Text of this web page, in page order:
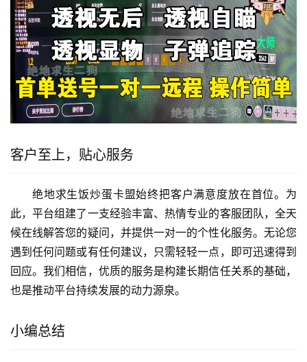
客户至上，贴心服务
绝地求生饭炒蛋卡盟始终把客户满意度放在首位。为
此，平台组建了一支经验丰富、热情专业的客服团队，全天
候在线解答您的疑问，并提供一对一的个性化服务。无论您
遇到任何问题或有任何建议，只需轻轻一点，即可迅速得到
回应。我们相信，优质的服务是构建长期信任关系的基础，
也是推动平台持续发展的动力源泉。
小编总结